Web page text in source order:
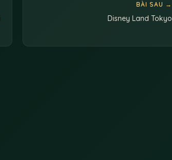
BÀI SAU →
Disney Land Tokyo